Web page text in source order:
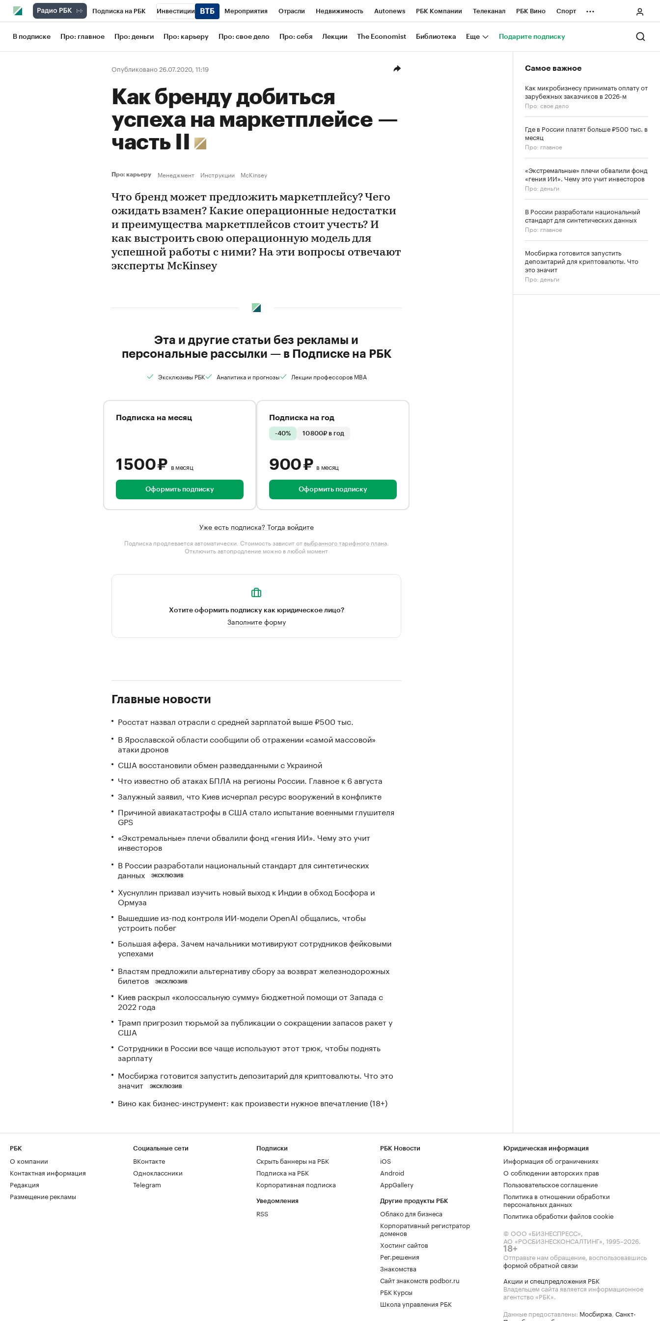
Подписка на РБК Инвестиции Мероприятия Отрасли Недвижимость Autonews РБК Компании Телеканал РБК Вино Спорт
Школа управления РБК РБК Образование РБК Life Тренды Визионеры Национальные проекты Город
Рынок наличной валюты
...
В подписке Про: главное Про: деньги Про: карьеру Про: свое дело Про: себя Лекции The Economist Библиотека Еще Подарите подписку
Опубликовано 26.07.2020, 11:19
Как бренду добиться
успеха на маркетплейсе —
часть II
Про: карьеру Менеджмент Инструкции McKinsey
Что бренд может предложить маркетплейсу? Чего
ожидать взамен? Какие операционные недостатки
и преимущества маркетплейсов стоит учесть? И
как выстроить свою операционную модель для
успешной работы c ними? На эти вопросы отвечают
эксперты McKinsey
Эта и другие статьи без рекламы и
персональные рассылки — в Подписке на РБК
Эксклюзивы РБК Аналитика и прогнозы Лекции профессоров MBA
Подписка на месяц
1 500 ₽ в месяц
Оформить подписку
Подписка на год
-40% 10 800₽ в год
900 ₽ в месяц
Оформить подписку
Уже есть подписка? Тогда войдите
Подписка продлевается автоматически. Стоимость зависит от выбранного тарифного плана.
Отключить автопродление можно в любой момент
Хотите оформить подписку как юридическое лицо?
Заполните форму
Главные новости
Росстат назвал отрасли с средней зарплатой выше ₽500 тыс.
В Ярославской области сообщили об отражении «самой массовой»
атаки дронов
США восстановили обмен разведданными с Украиной
Что известно об атаках БПЛА на регионы России. Главное к 6 августа
Залужный заявил, что Киев исчерпал ресурс вооружений в конфликте
Причиной авиакатастрофы в США стало испытание военными глушителя
GPS
«Экстремальные» плечи обвалили фонд «гения ИИ». Чему это учит
инвесторов
В России разработали национальный стандарт для синтетических
данных
ЭКСКЛЮЗИВ
Хуснуллин призвал изучить новый выход к Индии в обход Босфора и
Ормуза
Вышедшие из-под контроля ИИ-модели OpenAI общались, чтобы
устроить побег
Большая афера. Зачем начальники мотивируют сотрудников фейковыми
успехами
Властям предложили альтернативу сбору за возврат железнодорожных
билетов
ЭКСКЛЮЗИВ
Киев раскрыл «колоссальную сумму» бюджетной помощи от Запада с
2022 года
Трамп пригрозил тюрьмой за публикации о сокращении запасов ракет у
США
Сотрудники в России все чаще используют этот трюк, чтобы поднять
зарплату
Мосбиржа готовится запустить депозитарий для криптовалюты. Что это
значит
ЭКСКЛЮЗИВ
Вино как бизнес-инструмент: как произвести нужное впечатление (18+)
Самое важное
Как микробизнесу принимать оплату от
зарубежных заказчиков в 2026-м
Про: свое дело
Где в России платят больше ₽500 тыс. в
месяц
Про: главное
«Экстремальные» плечи обвалили фонд
«гения ИИ». Чему это учит инвесторов
Про: деньги
В России разработали национальный
стандарт для синтетических данных
Про: главное
Мосбиржа готовится запустить
депозитарий для криптовалюты. Что
это значит
Про: деньги
РБК
О компании
Контактная информация
Редакция
Размещение рекламы
Социальные сети
ВКонтакте
Одноклассники
Telegram
Подписки
Скрыть баннеры на РБК
Подписка на РБК
Корпоративная подписка
Уведомления
RSS
РБК Новости
iOS
Android
AppGallery
Другие продукты РБК
Облако для бизнеса
Корпоративный регистратор
доменов
Хостинг сайтов
Рег.решения
Знакомства
Сайт знакомств podbor.ru
РБК Курсы
Школа управления РБК
Юридическая информация
Информация об ограничениях
О соблюдении авторских прав
Пользовательское соглашение
Политика в отношении обработки
персональных данных
Политика обработки файлов cookie
© ООО «БИЗНЕСПРЕСС»,
АО «РОСБИЗНЕСКОНСАЛТИНГ», 1995–2026.
18+
Отправьте нам обращение, воспользовавшись
формой обратной связи
Акции и спецпредложения РБК
Владельцем сайта является информационное
агентство «РБК».
Данные предоставлены: Мосбиржа, Санкт-